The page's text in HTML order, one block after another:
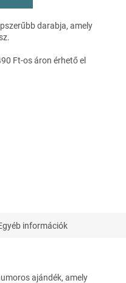
darabja, amely
Ft-os áron érhető el
információk
ajándék, amely